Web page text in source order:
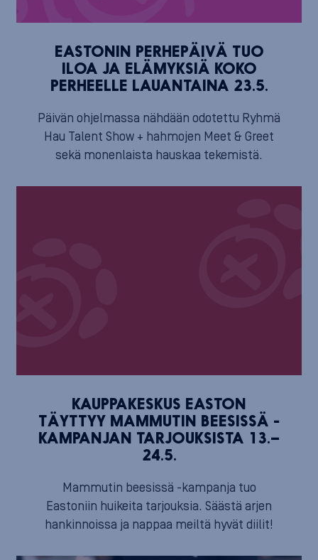
EASTONIN PERHEPÄIVÄ TUO
ILOA JA ELÄMYKSIÄ KOKO
PERHEELLE LAUANTAINA 23.5.
Päivän ohjelmassa nähdään odotettu Ryhmä
Hau Talent Show + hahmojen Meet & Greet
sekä monenlaista hauskaa tekemistä.
KAUPPAKESKUS EASTON
TÄYTTYY MAMMUTIN BEESISSÄ -
KAMPANJAN TARJOUKSISTA 13.–
24.5.
Mammutin beesissä -kampanja tuo
Eastoniin huikeita tarjouksia. Säästä arjen
hankinnoissa ja nappaa meiltä hyvät diilit!